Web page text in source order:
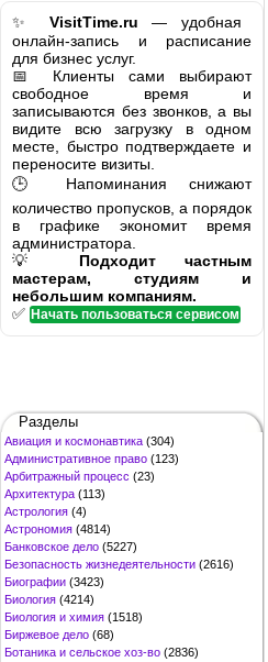
✨ VisitTime.ru — удобная
онлайн-запись и расписание
для бизнес услуг.
📅 Клиенты сами выбирают
свободное время и
записываются без звонков, а вы
видите всю загрузку в одном
месте, быстро подтверждаете и
переносите визиты.
🕒 Напоминания снижают
количество пропусков, а порядок
в графике экономит время
администратора.
💡 Подходит частным
мастерам, студиям и
небольшим компаниям.
✅ Начать пользоваться сервисом
Разделы
Авиация и космонавтика (304)
Административное право (123)
Арбитражный процесс (23)
Архитектура (113)
Астрология (4)
Астрономия (4814)
Банковское дело (5227)
Безопасность жизнедеятельности (2616)
Биографии (3423)
Биология (4214)
Биология и химия (1518)
Биржевое дело (68)
Ботаника и сельское хоз-во (2836)